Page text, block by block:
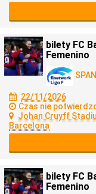
bilety FC
Femenino
22/11/2026
Czas nie
Johan Cruyff
Barcelona
bilety FC
Femenino